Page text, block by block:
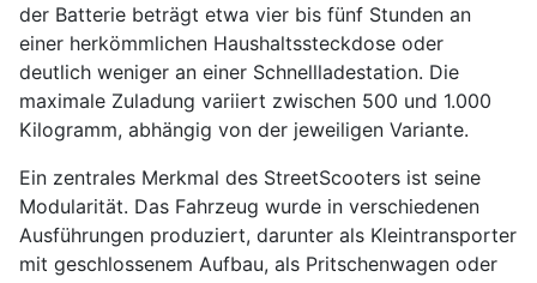
der Batterie beträgt etwa vier bis fünf Stunden an
einer herkömmlichen Haushaltssteckdose oder
deutlich weniger an einer Schnellladestation. Die
maximale Zuladung variiert zwischen 500 und 1.000
Kilogramm, abhängig von der jeweiligen Variante.
Ein zentrales Merkmal des StreetScooters ist seine
Modularität. Das Fahrzeug wurde in verschiedenen
Ausführungen produziert, darunter als Kleintransporter
mit geschlossenem Aufbau, als Pritschenwagen oder